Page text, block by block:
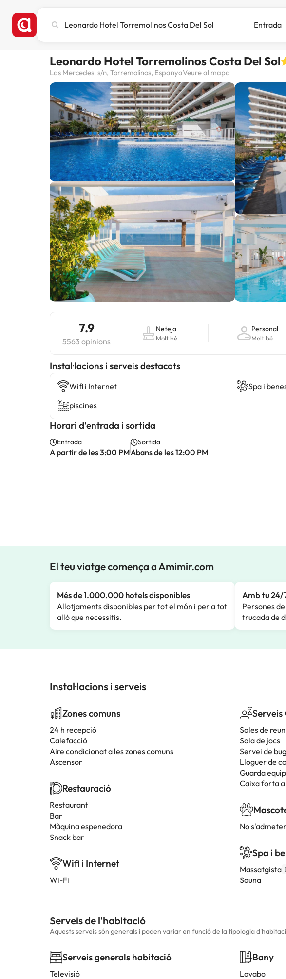
ciutat,
destinació
Entrada
Leonardo Hotel Torremolinos Costa Del Sol
Las Mercedes, s/n, Torremolinos, EspanyaVeure al mapa
7.9
5563 opinions
Neteja
Molt bé
Personal
Molt bé
Instal·lacions i serveis destacats
Wifi i Internet
Spa i
piscines
Horari d'entrada i sortida
Entrada
A partir de les 3:00 PM
Sortida
Abans de les 12:00 PM
El teu viatge comença a Amimir.com
Més de 1.000.000 hotels disponibles
Allotjaments disponibles per tot el món i per a tot
allò que necessitis.
Amb tu 24/
Persones
trucada de
Instal·lacions i serveis
Zones comuns
24 h recepció
Calefacció
Aire condicionat a les zones comuns
Ascensor
Restauració
Restaurant
Bar
Màquina espenedora
Snack bar
Wifi i Internet
Wi-Fi
Serveis
Sales de
Sala de jocs
Servei de
Lloguer de
Guarda
Caixa forta
No
Spa i
Massatgista
Sauna
Serveis de l'habitació
Aquests serveis són generals i poden variar en funció de la tipologia
Serveis generals habitació
Televisió
Bany
Lavabo